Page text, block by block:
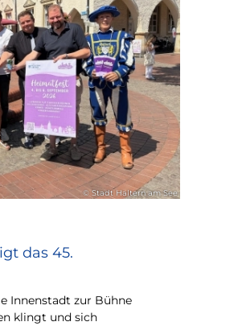
© Stadt Haltern am See
das 45.
Innenstadt zur Bühne
klingt und sich